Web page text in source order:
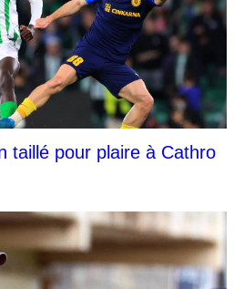
taillé pour plaire à Cathro